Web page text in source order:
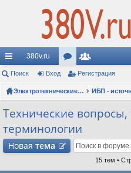
с
ы
лк
и
380v.ru
ор
ум
ол
ьз
ат
ел
Поиск Вход Регистрация
Электротехнические форумы
Технические
терминологии
Новая тема
15 тем •